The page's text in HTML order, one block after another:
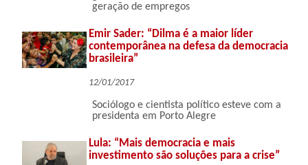
geração de empregos
Emir Sader: “Dilma é a maior líder
contemporânea na defesa da democracia
brasileira”
12/01/2017
Sociólogo e cientista político esteve com a
presidenta em Porto Alegre
Lula: “Mais democracia e mais
investimento são soluções para a crise”